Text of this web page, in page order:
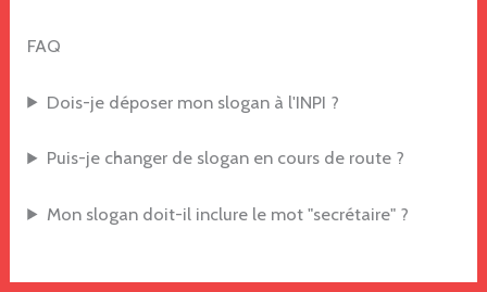
FAQ
Dois-je déposer mon slogan à l'INPI ?
Puis-je changer de slogan en cours de route ?
Mon slogan doit-il inclure le mot "secrétaire" ?